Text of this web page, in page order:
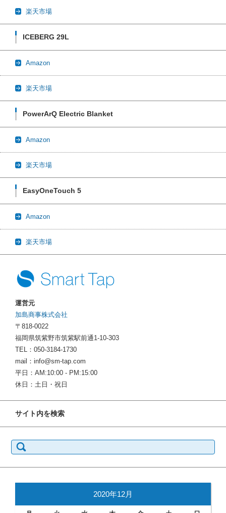
楽天市場
ICEBERG 29L
Amazon
楽天市場
PowerArQ Electric Blanket
Amazon
楽天市場
EasyOneTouch 5
Amazon
楽天市場
運営元
加島商事株式会社
〒818-0022
福岡県筑紫野市筑紫駅前通1-10-303
TEL：050-3184-1730
mail：info@sm-tap.com
平日：AM:10:00 - PM:15:00
休日：土日・祝日
サイト内を検索
索:
2020年12月